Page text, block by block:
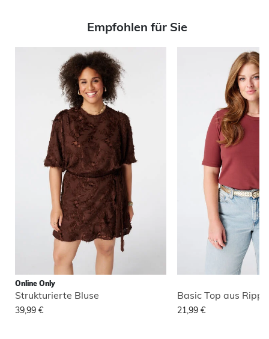
Empfohlen für Sie
Online Only
Strukturierte Bluse
39,99 €
Basic Top aus
21,99 €